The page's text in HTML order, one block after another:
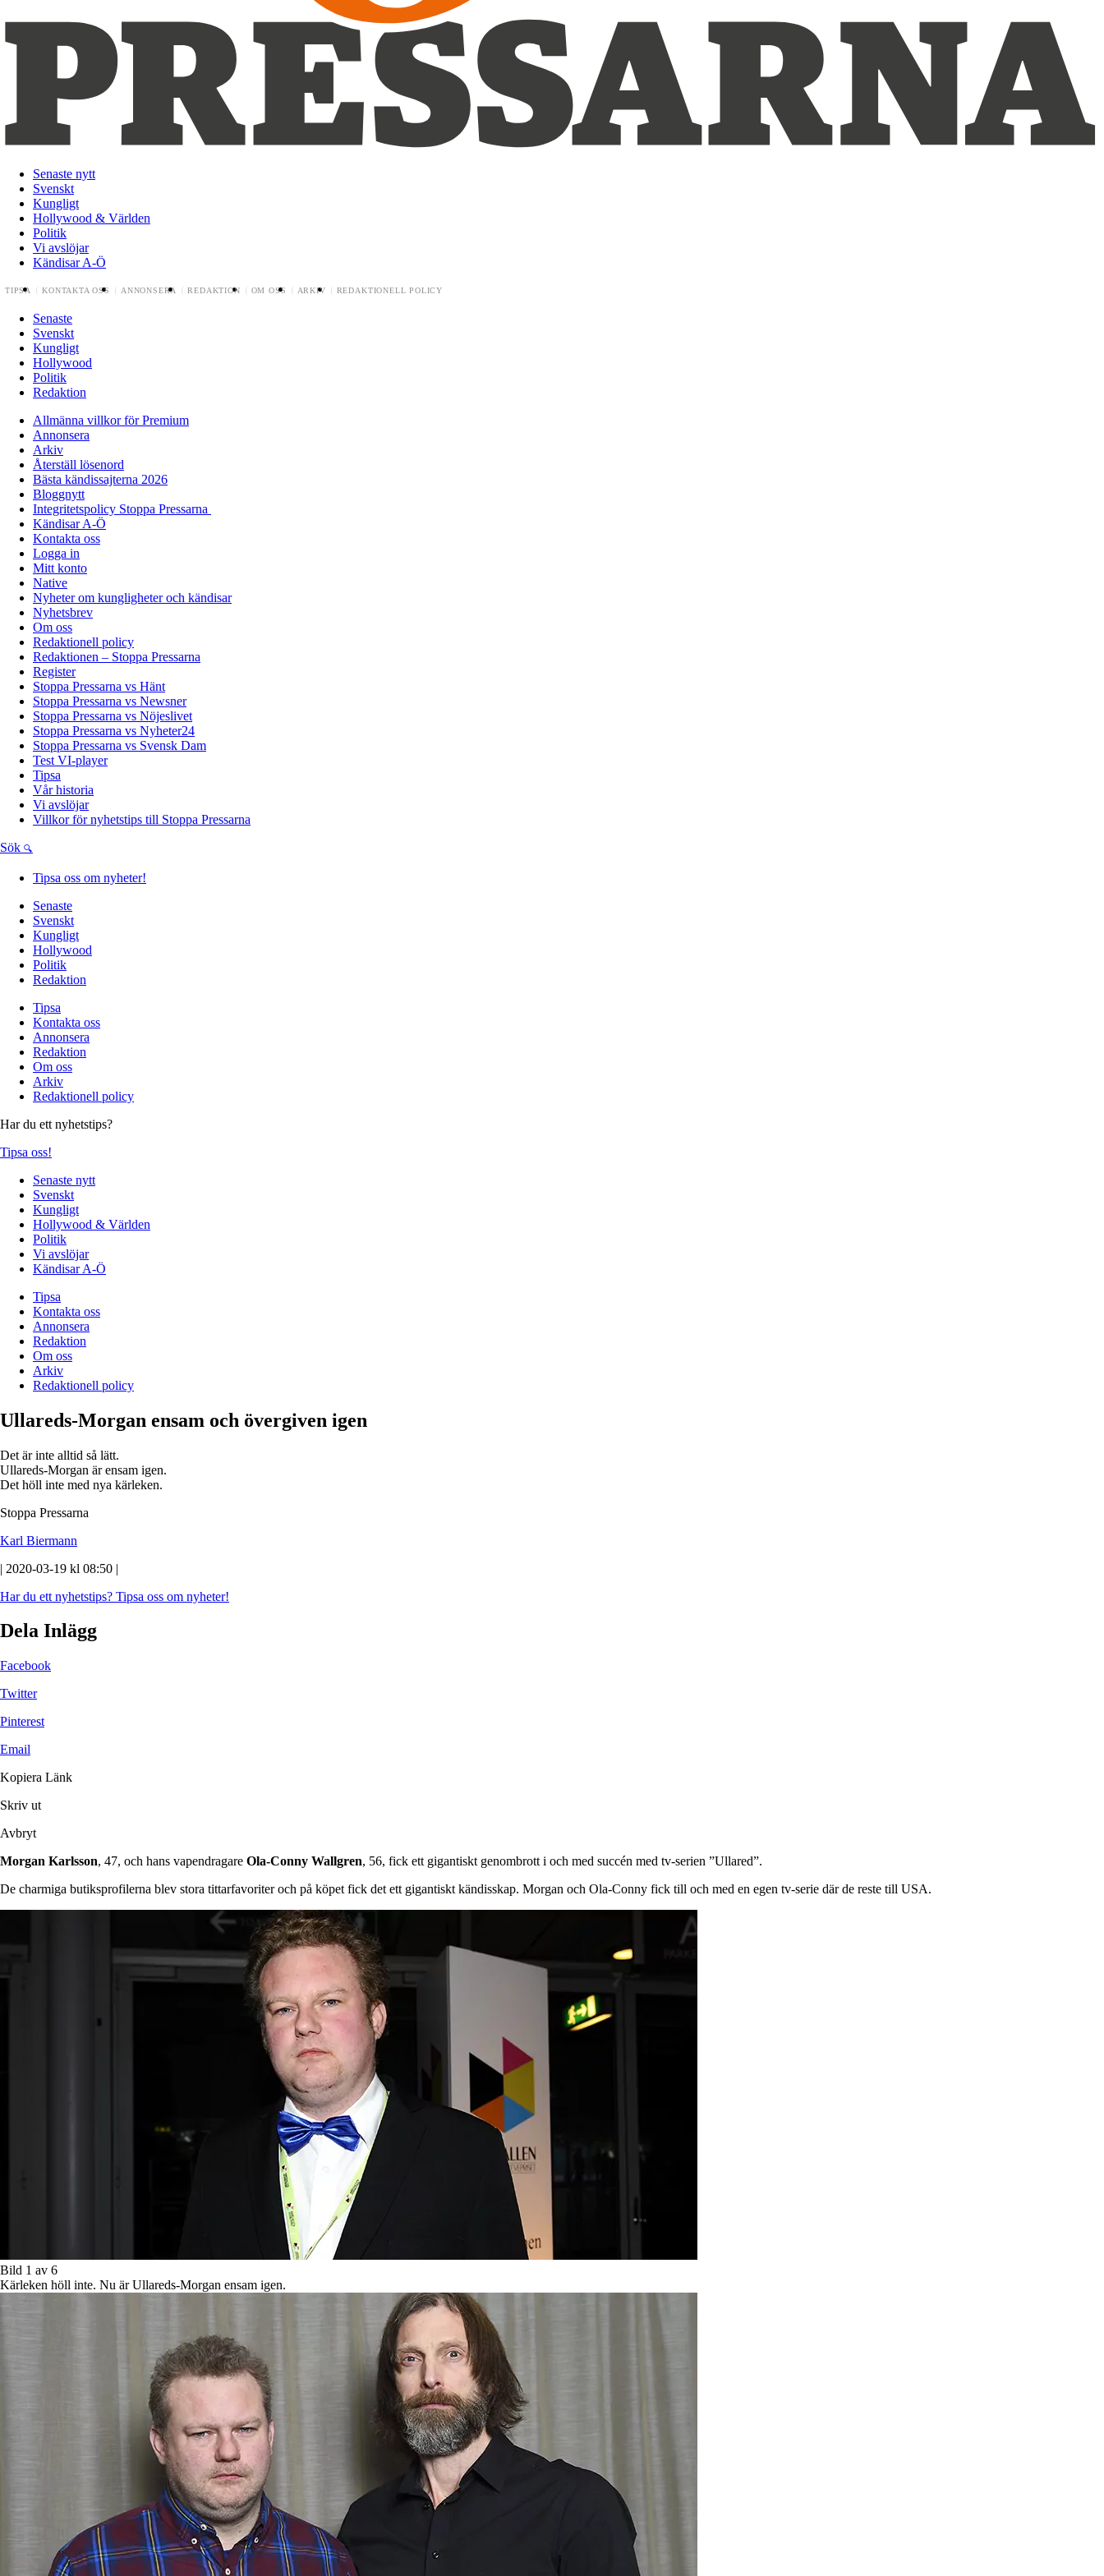
Senaste nytt
Svenskt
Kungligt
Hollywood & Världen
Politik
Vi avslöjar
Kändisar A-Ö
TIPSA KONTAKTA OSS ANNONSERA REDAKTION OM OSS ARKIV REDAKTIONELL POLICY
Senaste
Svenskt
Kungligt
Hollywood
Politik
Redaktion
Allmänna villkor för Premium
Annonsera
Arkiv
Återställ lösenord
Bästa kändissajterna 2026
Bloggnytt
Integritetspolicy Stoppa Pressarna
Kändisar A-Ö
Kontakta oss
Logga in
Mitt konto
Native
Nyheter om kungligheter och kändisar
Nyhetsbrev
Om oss
Redaktionell policy
Redaktionen – Stoppa Pressarna
Register
Stoppa Pressarna vs Hänt
Stoppa Pressarna vs Newsner
Stoppa Pressarna vs Nöjeslivet
Stoppa Pressarna vs Nyheter24
Stoppa Pressarna vs Svensk Dam
Test VI-player
Tipsa
Vår historia
Vi avslöjar
Villkor för nyhetstips till Stoppa Pressarna
Sök
Tipsa oss om nyheter!
Senaste
Svenskt
Kungligt
Hollywood
Politik
Redaktion
Tipsa
Kontakta oss
Annonsera
Redaktion
Om oss
Arkiv
Redaktionell policy
Har du ett nyhetstips?
Tipsa oss!
Senaste nytt
Svenskt
Kungligt
Hollywood & Världen
Politik
Vi avslöjar
Kändisar A-Ö
Tipsa
Kontakta oss
Annonsera
Redaktion
Om oss
Arkiv
Redaktionell policy
Ullareds-Morgan ensam och övergiven igen
Det är inte alltid så lätt.
Ullareds-Morgan är ensam igen.
Det höll inte med nya kärleken.
Stoppa Pressarna
Karl Biermann
| 2020-03-19 kl 08:50 |
Har du ett nyhetstips? Tipsa oss om nyheter!
Dela Inlägg
Facebook
Twitter
Pinterest
Email
Kopiera Länk
Skriv ut
Avbryt
Morgan Karlsson, 47, och hans vapendragare Ola-Conny Wallgren, 56, fick ett gigantiskt genombrott i och med succén med tv-serien ”Ullared”.
De charmiga butiksprofilerna blev stora tittarfavoriter och på köpet fick det ett gigantiskt kändisskap. Morgan och Ola-Conny fick till och med en egen tv-serie där de reste till USA.
Bild 1 av 6
Kärleken höll inte. Nu är Ullareds-Morgan ensam igen.